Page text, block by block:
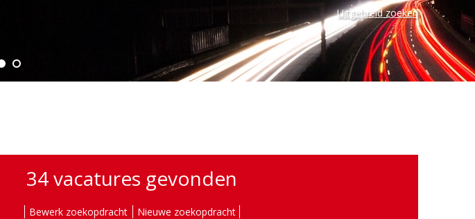
Uitgebreid zoeken
34 vacatures gevonden
Bewerk zoekopdracht Nieuwe zoekopdracht